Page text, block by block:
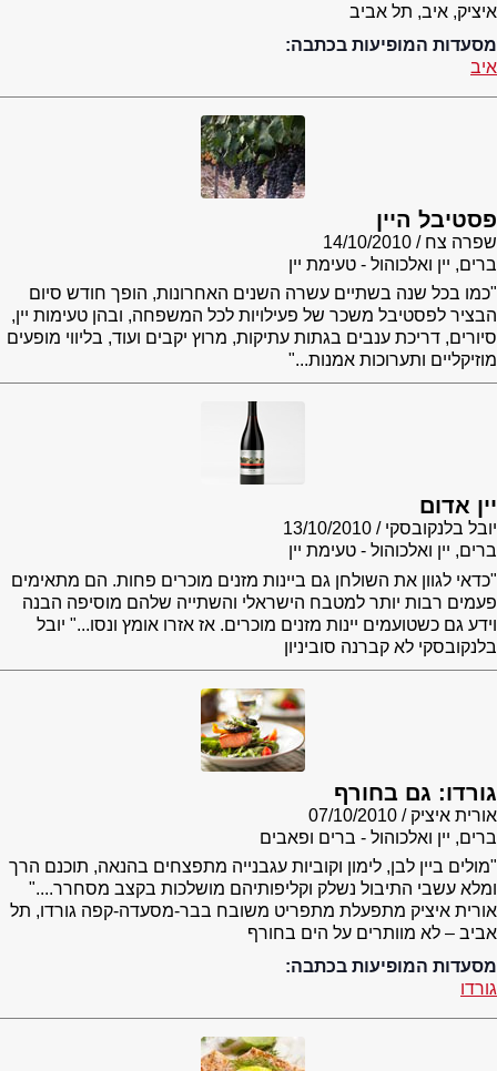
איציק, איב, תל אביב
מסעדות המופיעות בכתבה:
איב
פסטיבל היין
שפרה צח
14/10/2010
ברים, יין ואלכוהול - טעימת יין
"כמו בכל שנה בשתיים עשרה השנים האחרונות, הופך חודש סיום
הבציר לפסטיבל משכר של פעילויות לכל המשפחה, ובהן טעימות יין,
סיורים, דריכת ענבים בגתות עתיקות, מרוץ יקבים ועוד, בליווי מופעים
מוזיקליים ותערוכות אמנות..."
יין אדום
יובל בלנקובסקי
13/10/2010
ברים, יין ואלכוהול - טעימת יין
"כדאי לגוון את השולחן גם ביינות מזנים מוכרים פחות. הם מתאימים
פעמים רבות יותר למטבח הישראלי והשתייה שלהם מוסיפה הבנה
וידע גם כשטועמים יינות מזנים מוכרים. אז אזרו אומץ ונסו..." יובל
בלנקובסקי לא קברנה סוביניון
גורדו: גם בחורף
אורית איציק
07/10/2010
ברים, יין ואלכוהול - ברים ופאבים
"מולים ביין לבן, לימון וקוביות עגבנייה מתפצחים בהנאה, תוכנם הרך
ומלא עשבי התיבול נשלק וקליפותיהם מושלכות בקצב מסחרר...."
אורית איציק מתפעלת מתפריט משובח בבר-מסעדה-קפה גורדו, תל
אביב – לא מוותרים על הים בחורף
מסעדות המופיעות בכתבה:
גורדו